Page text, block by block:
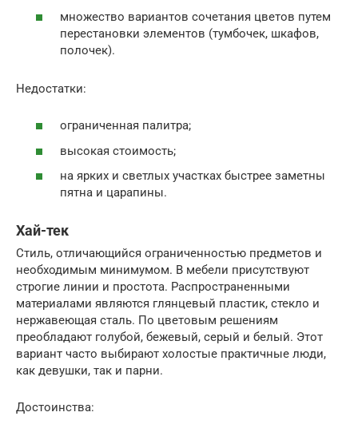
множество вариантов сочетания цветов путем
перестановки элементов (тумбочек, шкафов,
полочек).
Недостатки:
ограниченная палитра;
высокая стоимость;
на ярких и светлых участках быстрее заметны
пятна и царапины.
Хай-тек
Стиль, отличающийся ограниченностью предметов и
необходимым минимумом. В мебели присутствуют
строгие линии и простота. Распространенными
материалами являются глянцевый пластик, стекло и
нержавеющая сталь. По цветовым решениям
преобладают голубой, бежевый, серый и белый. Этот
вариант часто выбирают холостые практичные люди,
как девушки, так и парни.
Достоинства: